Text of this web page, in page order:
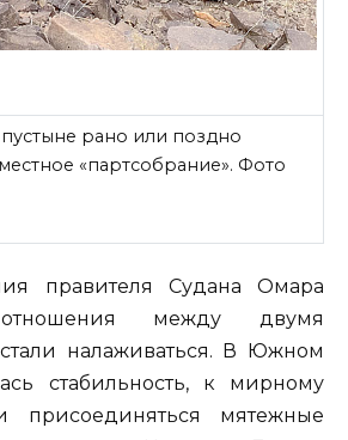
рано или поздно
«партсобрание». Фото
правителя Судана Омара
между двумя
налаживаться. В Южном
стабильность, к мирному
присоединяться мятежные